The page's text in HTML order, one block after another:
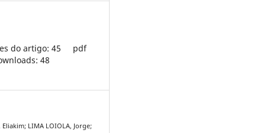
do artigo: 45
pdf
48
Eliakim; LIMA LOIOLA, Jorge;